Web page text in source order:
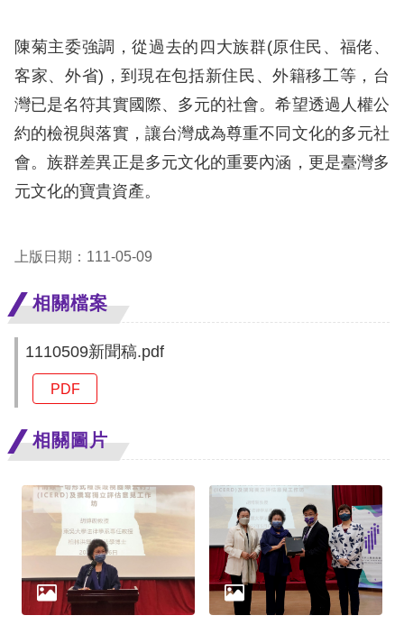
回
首
頁
網
站
導
站
安
策
私
護
政
陳菊主委強調，從過去的四大族群(原住民、福佬、
客家、外省)，到現在包括新住民、外籍移工等，台
灣已是名符其實國際、多元的社會。希望透過人權公
約的檢視與落實，讓台灣成為尊重不同文化的多元社
會。族群差異正是多元文化的重要內涵，更是臺灣多
元文化的寶貴資產。
上版日期：111-05-09
相關檔案
1110509新聞稿.pdf
PDF
相關圖片